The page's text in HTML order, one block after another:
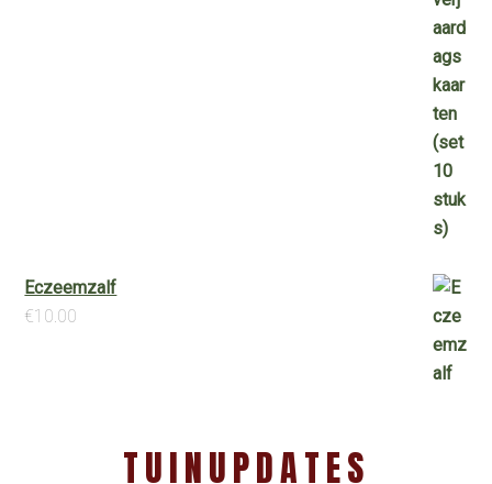
Eczeemzalf
€10.00
TUINUPDATES